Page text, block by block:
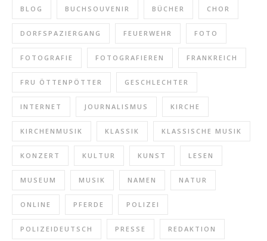
BLOG BUCHSOUVENIR BÜCHER CHOR
DORFSPAZIERGANG FEUERWEHR FOTO
FOTOGRAFIE FOTOGRAFIEREN FRANKREICH
FRU ÖTTENPÖTTER GESCHLECHTER
INTERNET JOURNALISMUS KIRCHE
KIRCHENMUSIK KLASSIK KLASSISCHE MUSIK
KONZERT KULTUR KUNST LESEN
MUSEUM MUSIK NAMEN NATUR
ONLINE PFERDE POLIZEI
POLIZEIDEUTSCH PRESSE REDAKTION